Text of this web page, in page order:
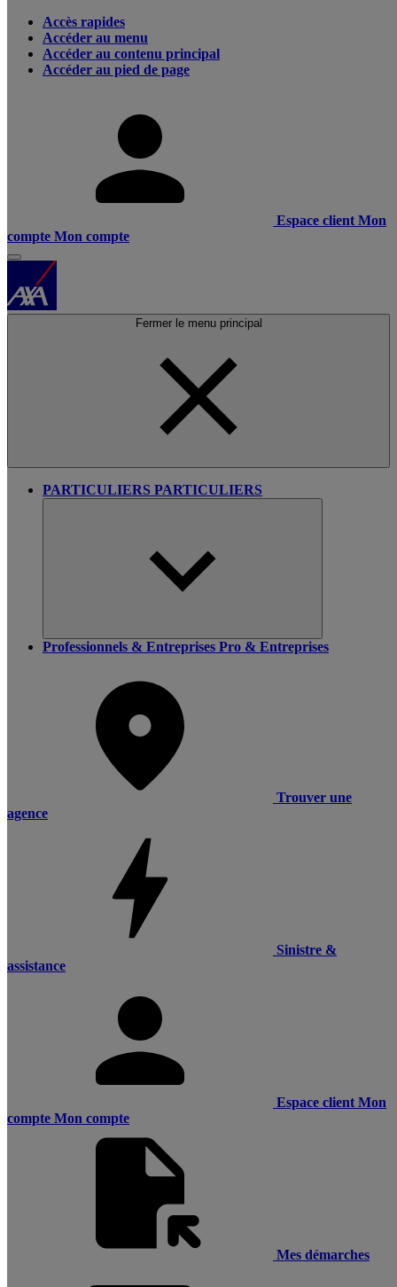
Accès rapides
Accéder au menu
Accéder au contenu principal
Accéder au pied de page
Espace client Mon
compte Mon compte
Fermer le menu principal
PARTICULIERS PARTICULIERS
Professionnels & Entreprises Pro & Entreprises
Trouver une
agence
Sinistre &
assistance
Espace client Mon
compte Mon compte
Mes démarches